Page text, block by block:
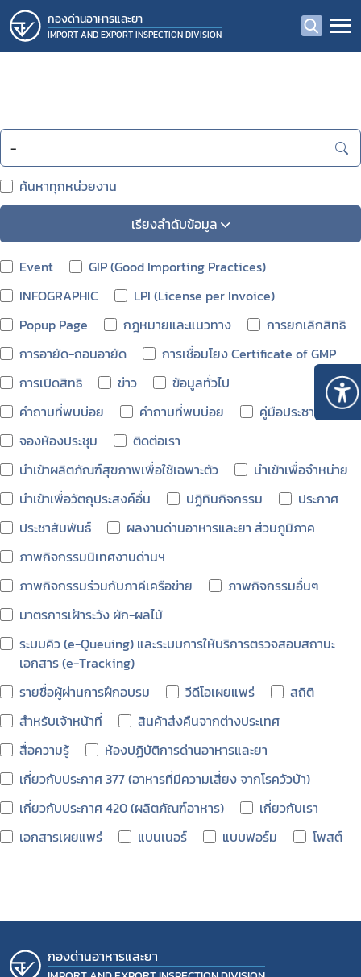
กองด่านอาหารและยา
IMPORT AND EXPORT INSPECTION DIVISION
ค้นหาทุกหน่วยงาน
เรียงลำดับข้อมูล
Event
GIP (Good Importing Practices)
INFOGRAPHIC
LPI (License per Invoice)
Popup Page
กฎหมายและแนวทาง
การยกเลิกสิทธิ
การอายัด-ถอนอายัด
การเชื่อมโยง Certificate of GMP
การเปิดสิทธิ
ข่าว
ข้อมูลทั่วไป
คำถามที่พบบ่อย
คำถามที่พบบ่อย
คู่มือประชาชน
จองห้องประชุม
ติดต่อเรา
นำเข้าผลิตภัณฑ์สุขภาพเพื่อใช้เฉพาะตัว
นำเข้าเพื่อจำหน่าย
นำเข้าเพื่อวัตถุประสงค์อื่น
ปฏิทินกิจกรรม
ประกาศ
ประชาสัมพันธ์
ผลงานด่านอาหารและยา ส่วนภูมิภาค
ภาพกิจกรรมนิเทศงานด่านฯ
ภาพกิจกรรมร่วมกับภาคีเครือข่าย
ภาพกิจกรรมอื่นๆ
มาตรการเฝ้าระวัง ผัก-ผลไม้
ระบบคิว (e-Queuing) และระบบการให้บริการตรวจสอบสถานะ
เอกสาร (e-Tracking)
รายชื่อผู้ผ่านการฝึกอบรม
วีดีโอเผยแพร่
สถิติ
สำหรับเจ้าหน้าที่
สินค้าส่งคืนจากต่างประเทศ
สื่อความรู้
ห้องปฏิบัติการด่านอาหารและยา
เกี่ยวกับประกาศ 377 (อาหารที่มีความเสี่ยง จากโรควัวบ้า)
เกี่ยวกับประกาศ 420 (ผลิตภัณฑ์อาหาร)
เกี่ยวกับเรา
เอกสารเผยแพร่
แบนเนอร์ แบบฟอร์ม โพสต์
กองด่านอาหารและยา
Subscribe
เลือกหัวข้อที่ท่านต้องการ Subscribe
กฎหมาย